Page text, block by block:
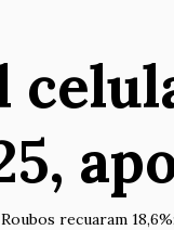
Roubos recuaram